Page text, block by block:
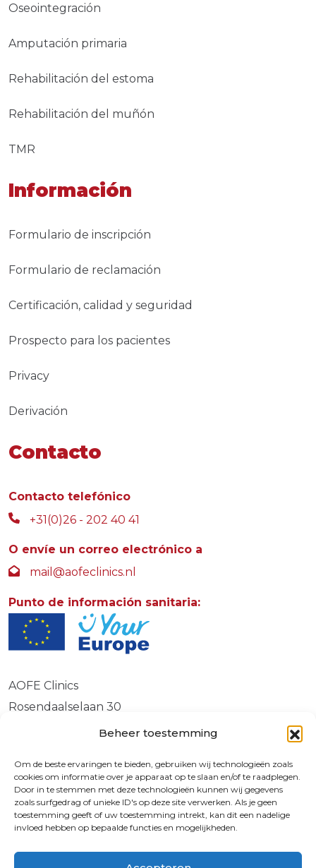
Beheer toestemming
Om de beste ervaringen te bieden, gebruiken wij technologieën zoals
cookies om informatie over je apparaat op te slaan en/of te raadplegen.
Door in te stemmen met deze technologieën kunnen wij gegevens
zoals surfgedrag of unieke ID's op deze site verwerken. Als je geen
toestemming geeft of uw toestemming intrekt, kan dit een nadelige
invloed hebben op bepaalde functies en mogelijkheden.
Oseointegración
Amputación primaria
Rehabilitación del estoma
Rehabilitación del muñón
TMR
Información
Formulario de inscripción
Formulario de reclamación
Certificación, calidad y seguridad
Prospecto para los pacientes
Privacy
Derivación
Contacto
Contacto telefónico
+31(0)26 - 202 40 41
O envíe un correo electrónico a
mail@aofeclinics.nl
Punto de información sanitaria:
AOFE Clinics
Rosendaalselaan 30
© 2026 | 72730587